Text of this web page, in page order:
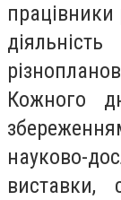
Кожного
науково-
виставки,